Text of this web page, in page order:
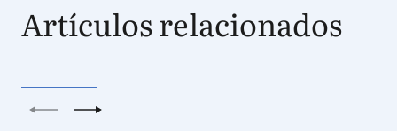
Artículos relacionados
AnteriorSiguiente